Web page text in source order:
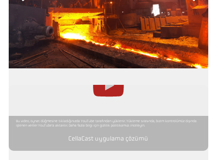
Bu video, oynat düğmesine tıkladığınızda YouTube tarafından yüklenir. Yükleme sırasında, bizim kontrolümüz dışında
işlenen veriler YouTube'a aktarılır. Daha fazla bilgi için gizlilik politikamızı inceleyin.
CellaCast uygulama çözümü